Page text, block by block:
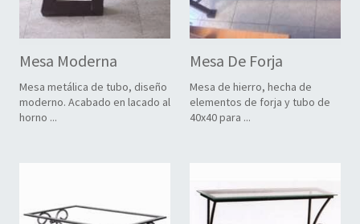
Mesa Moderna
Mesa metálica de tubo, diseño
moderno. Acabado en lacado al
horno ...
Mesa De Forja
Mesa de hierro, hecha de
elementos de forja y tubo de
40x40 para ...